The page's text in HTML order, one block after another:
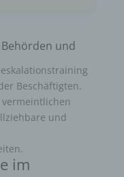
und
Beschäftigten.
und
im